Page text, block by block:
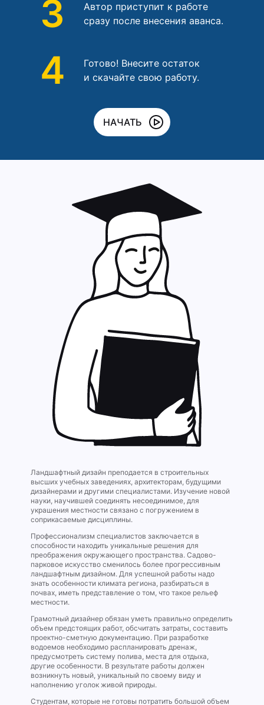
3
Автор приступит к работе
сразу после внесения аванса.
4
Готово! Внесите остаток
и скачайте свою работу.
НАЧАТЬ
Ландшафтный дизайн преподается в строительных
высших учебных заведениях, архитекторам, будущими
дизайнерами и другими специалистами. Изучение новой
науки, научившей соединять несоединимое, для
украшения местности связано с погружением в
соприкасаемые дисциплины.
Профессионализм специалистов заключается в
способности находить уникальные решения для
преображения окружающего пространства. Садово-
парковое искусство сменилось более прогрессивным
ландшафтным дизайном. Для успешной работы надо
знать особенности климата региона, разбираться в
почвах, иметь представление о том, что такое рельеф
местности.
Грамотный дизайнер обязан уметь правильно определить
объем предстоящих работ, обсчитать затраты, составить
проектно-сметную документацию. При разработке
водоемов необходимо распланировать дренаж,
предусмотреть систему полива, места для отдыха,
другие особенности. В результате работы должен
возникнуть новый, уникальный по своему виду и
наполнению уголок живой природы.
Студентам, которые не готовы потратить большой объем